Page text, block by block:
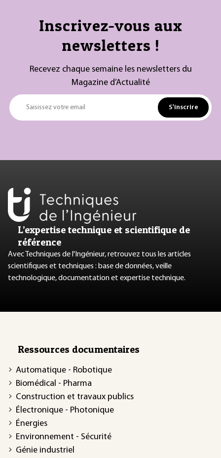
Inscrivez-vous aux
newsletters !
Recevez chaque semaine les newsletters du
Magazine d’Actualité
Saisissez votre email S'inscrire
L’expertise technique et scientifique de
référence
Avec Techniques de l'Ingénieur, retrouvez tous les articles
scientifiques et techniques : base de données, veille
technologique, documentation et expertise technique.
Ressources documentaires
Automatique - Robotique
Biomédical - Pharma
Construction et travaux publics
Électronique - Photonique
Énergies
Environnement - Sécurité
Génie industriel